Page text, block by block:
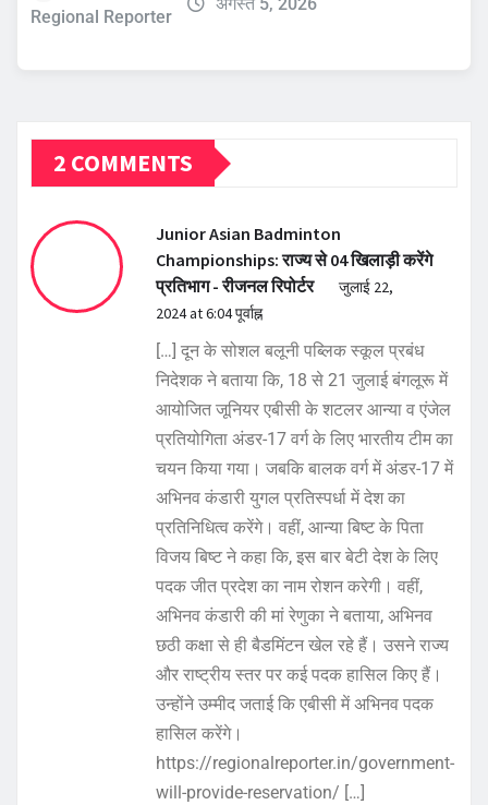
Regional Reporter
अगस्त 5, 2026
2 COMMENTS
Junior Asian Badminton
Championships: राज्य से 04 खिलाड़ी करेंगे
प्रतिभाग - रीजनल रिपोर्टर
जुलाई 22,
2024 at 6:04 पूर्वाह्न
[…] दून के सोशल बलूनी पब्लिक स्कूल प्रबंध
निदेशक ने बताया कि, 18 से 21 जुलाई बंगलूरू में
आयोजित जूनियर एबीसी के शटलर आन्या व एंजेल
प्रतियोगिता अंडर-17 वर्ग के लिए भारतीय टीम का
चयन किया गया। जबकि बालक वर्ग में अंडर-17 में
अभिनव कंडारी युगल प्रतिस्पर्धा में देश का
प्रतिनिधित्व करेंगे। वहीं, आन्या बिष्ट के पिता
विजय बिष्ट ने कहा कि, इस बार बेटी देश के लिए
पदक जीत प्रदेश का नाम रोशन करेगी। वहीं,
अभिनव कंडारी की मां रेणुका ने बताया, अभिनव
छठी कक्षा से ही बैडमिंटन खेल रहे हैं। उसने राज्य
और राष्ट्रीय स्तर पर कई पदक हासिल किए हैं।
उन्होंने उम्मीद जताई कि एबीसी में अभिनव पदक
हासिल करेंगे।
https://regionalreporter.in/government-
will-provide-reservation/ […]